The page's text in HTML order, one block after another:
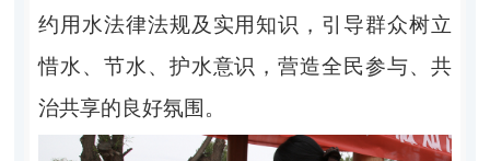
约用水法律法规及实用知识，引导群众树立
惜水、节水、护水意识，营造全民参与、共
治共享的良好氛围。